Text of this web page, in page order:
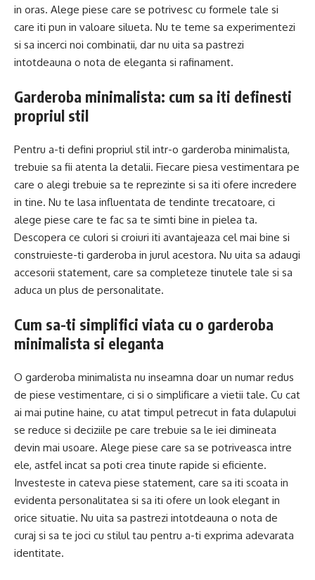
in oras. Alege piese care se potrivesc cu formele tale si
care iti pun in valoare silueta. Nu te teme sa experimentezi
si sa incerci noi combinatii, dar nu uita sa pastrezi
intotdeauna o nota de eleganta si rafinament.
Garderoba minimalista: cum sa iti definesti
propriul stil
Pentru a-ti defini propriul stil intr-o garderoba minimalista,
trebuie sa fii atenta la detalii. Fiecare piesa vestimentara pe
care o alegi trebuie sa te reprezinte si sa iti ofere incredere
in tine. Nu te lasa influentata de tendinte trecatoare, ci
alege piese care te fac sa te simti bine in pielea ta.
Descopera ce culori si croiuri iti avantajeaza cel mai bine si
construieste-ti garderoba in jurul acestora. Nu uita sa adaugi
accesorii statement, care sa completeze tinutele tale si sa
aduca un plus de personalitate.
Cum sa-ti simplifici viata cu o garderoba
minimalista si eleganta
O garderoba minimalista nu inseamna doar un numar redus
de piese vestimentare, ci si o simplificare a vietii tale. Cu cat
ai mai putine haine, cu atat timpul petrecut in fata dulapului
se reduce si deciziile pe care trebuie sa le iei dimineata
devin mai usoare. Alege piese care sa se potriveasca intre
ele, astfel incat sa poti crea tinute rapide si eficiente.
Investeste in cateva piese statement, care sa iti scoata in
evidenta personalitatea si sa iti ofere un look elegant in
orice situatie. Nu uita sa pastrezi intotdeauna o nota de
curaj si sa te joci cu stilul tau pentru a-ti exprima adevarata
identitate.